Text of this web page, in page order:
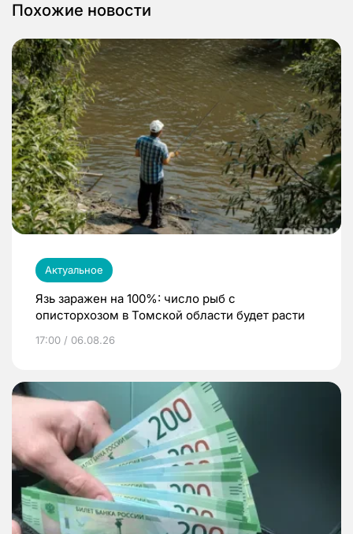
Похожие новости
Актуальное
Язь заражен на 100%: число рыб с
описторхозом в Томской области будет расти
17:00 / 06.08.26